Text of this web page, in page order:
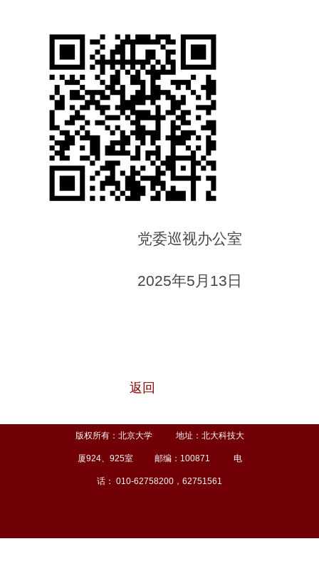
党委巡视办公室
2025年5月13日
返回
版权所有：北京大学 地址：北大科技大
厦924、925室 邮编：100871 电
话： 010-62758200，62751561